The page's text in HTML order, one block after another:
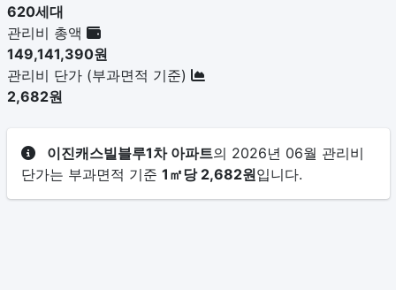
620세대
관리비 총액
149,141,390원
관리비 단가 (부과면적 기준)
2,682원
이진캐스빌블루1차 아파트의 2026년 06월 관리비
단가는 부과면적 기준 1㎡당 2,682원입니다.